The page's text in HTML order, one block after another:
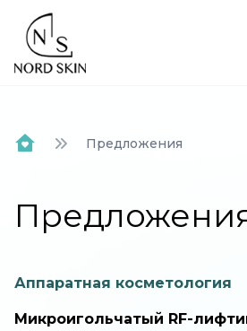
Nordskin
Предложения
Аппаратная косметология
Микроигольчатый RF-